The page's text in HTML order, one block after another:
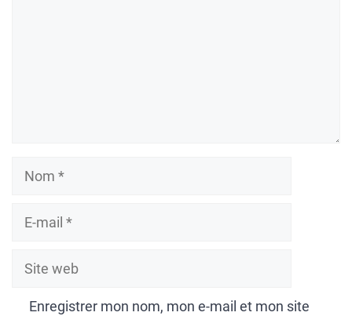
Nom
Site
Enregistrer mon nom, mon e-mail et mon site